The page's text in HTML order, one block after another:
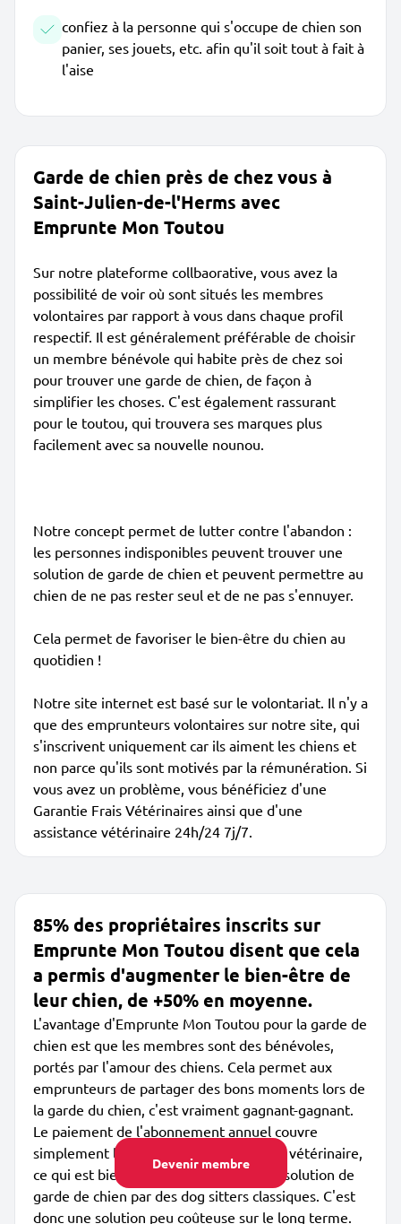
Devenir membre
confiez à la personne qui s'occupe de chien son
panier, ses jouets, etc. afin qu'il soit tout à fait à
l'aise
Garde de chien près de chez vous à
Saint-Julien-de-l'Herms avec
Emprunte Mon Toutou
Sur notre plateforme collbaorative, vous avez la
possibilité de voir où sont situés les membres
volontaires par rapport à vous dans chaque profil
respectif. Il est généralement préférable de choisir
un membre bénévole qui habite près de chez soi
pour trouver une garde de chien, de façon à
simplifier les choses. C'est également rassurant
pour le toutou, qui trouvera ses marques plus
facilement avec sa nouvelle nounou.
Notre concept permet de lutter contre l'abandon :
les personnes indisponibles peuvent trouver une
solution de garde de chien et peuvent permettre au
chien de ne pas rester seul et de ne pas s'ennuyer.
Cela permet de favoriser le bien-être du chien au
quotidien !
Notre site internet est basé sur le volontariat. Il n'y a
que des emprunteurs volontaires sur notre site, qui
s'inscrivent uniquement car ils aiment les chiens et
non parce qu'ils sont motivés par la rémunération. Si
vous avez un problème, vous bénéficiez d'une
Garantie Frais Vétérinaires ainsi que d'une
assistance vétérinaire 24h/24 7j/7.
85% des propriétaires inscrits sur
Emprunte Mon Toutou disent que cela
a permis d'augmenter le bien-être de
leur chien, de +50% en moyenne.
L'avantage d'Emprunte Mon Toutou pour la garde de
chien est que les membres sont des bénévoles,
portés par l'amour des chiens. Cela permet aux
emprunteurs de partager des bons moments lors de
la garde du chien, c'est vraiment gagnant-gagnant.
Le paiement de l'abonnement annuel couvre
simplement les garanties et l'assistance vétérinaire,
ce qui est bien meilleur marché qu'une solution de
garde de chien par des dog sitters classiques. C'est
donc une solution peu coûteuse sur le long terme.